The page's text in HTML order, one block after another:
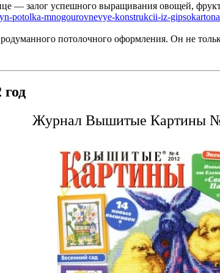
— залог успешного выращивания овощей,
потолочного оформления. Он не
Журнал Вышитые Картины